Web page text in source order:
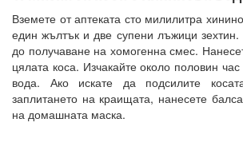
Вземете от аптеката сто милилитра
един жълтък и две супени лъжици
до получаване на хомогенна смес.
цялата коса. Изчакайте около половин
вода. Ако искате да подсилите
заплитането на краищата, нанесете
на домашната маска.